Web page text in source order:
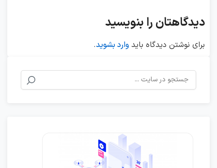
دیدگاهتان را بنویسید
برای نوشتن دیدگاه باید وارد بشوید.
جستجو
برای: